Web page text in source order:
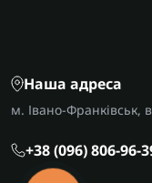
Наша адреса
м. Івано-Франківськ,
+38 (096) 806-96-